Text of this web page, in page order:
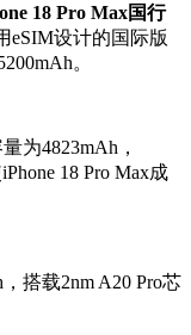
18 Pro Max国行
eSIM设计的国际版
。
为4823mAh，
18 Pro Max成